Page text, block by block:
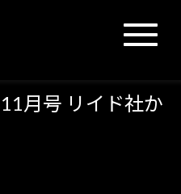
N
a
a
月号 リイド社か